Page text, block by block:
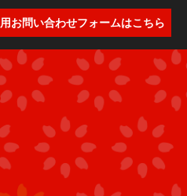
お問い合わせフォームはこちら